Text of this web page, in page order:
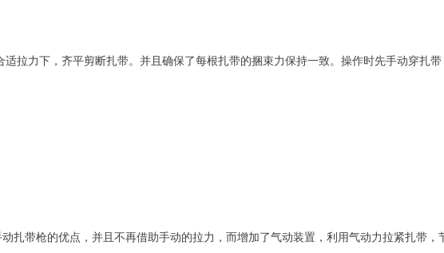
拉力下，齐平剪断扎带。并且确保了每根扎带的捆束力保持一致。操作时先手动穿扎
扎带枪的优点，并且不再借助手动的拉力，而增加了气动装置，利用气动力拉紧扎带